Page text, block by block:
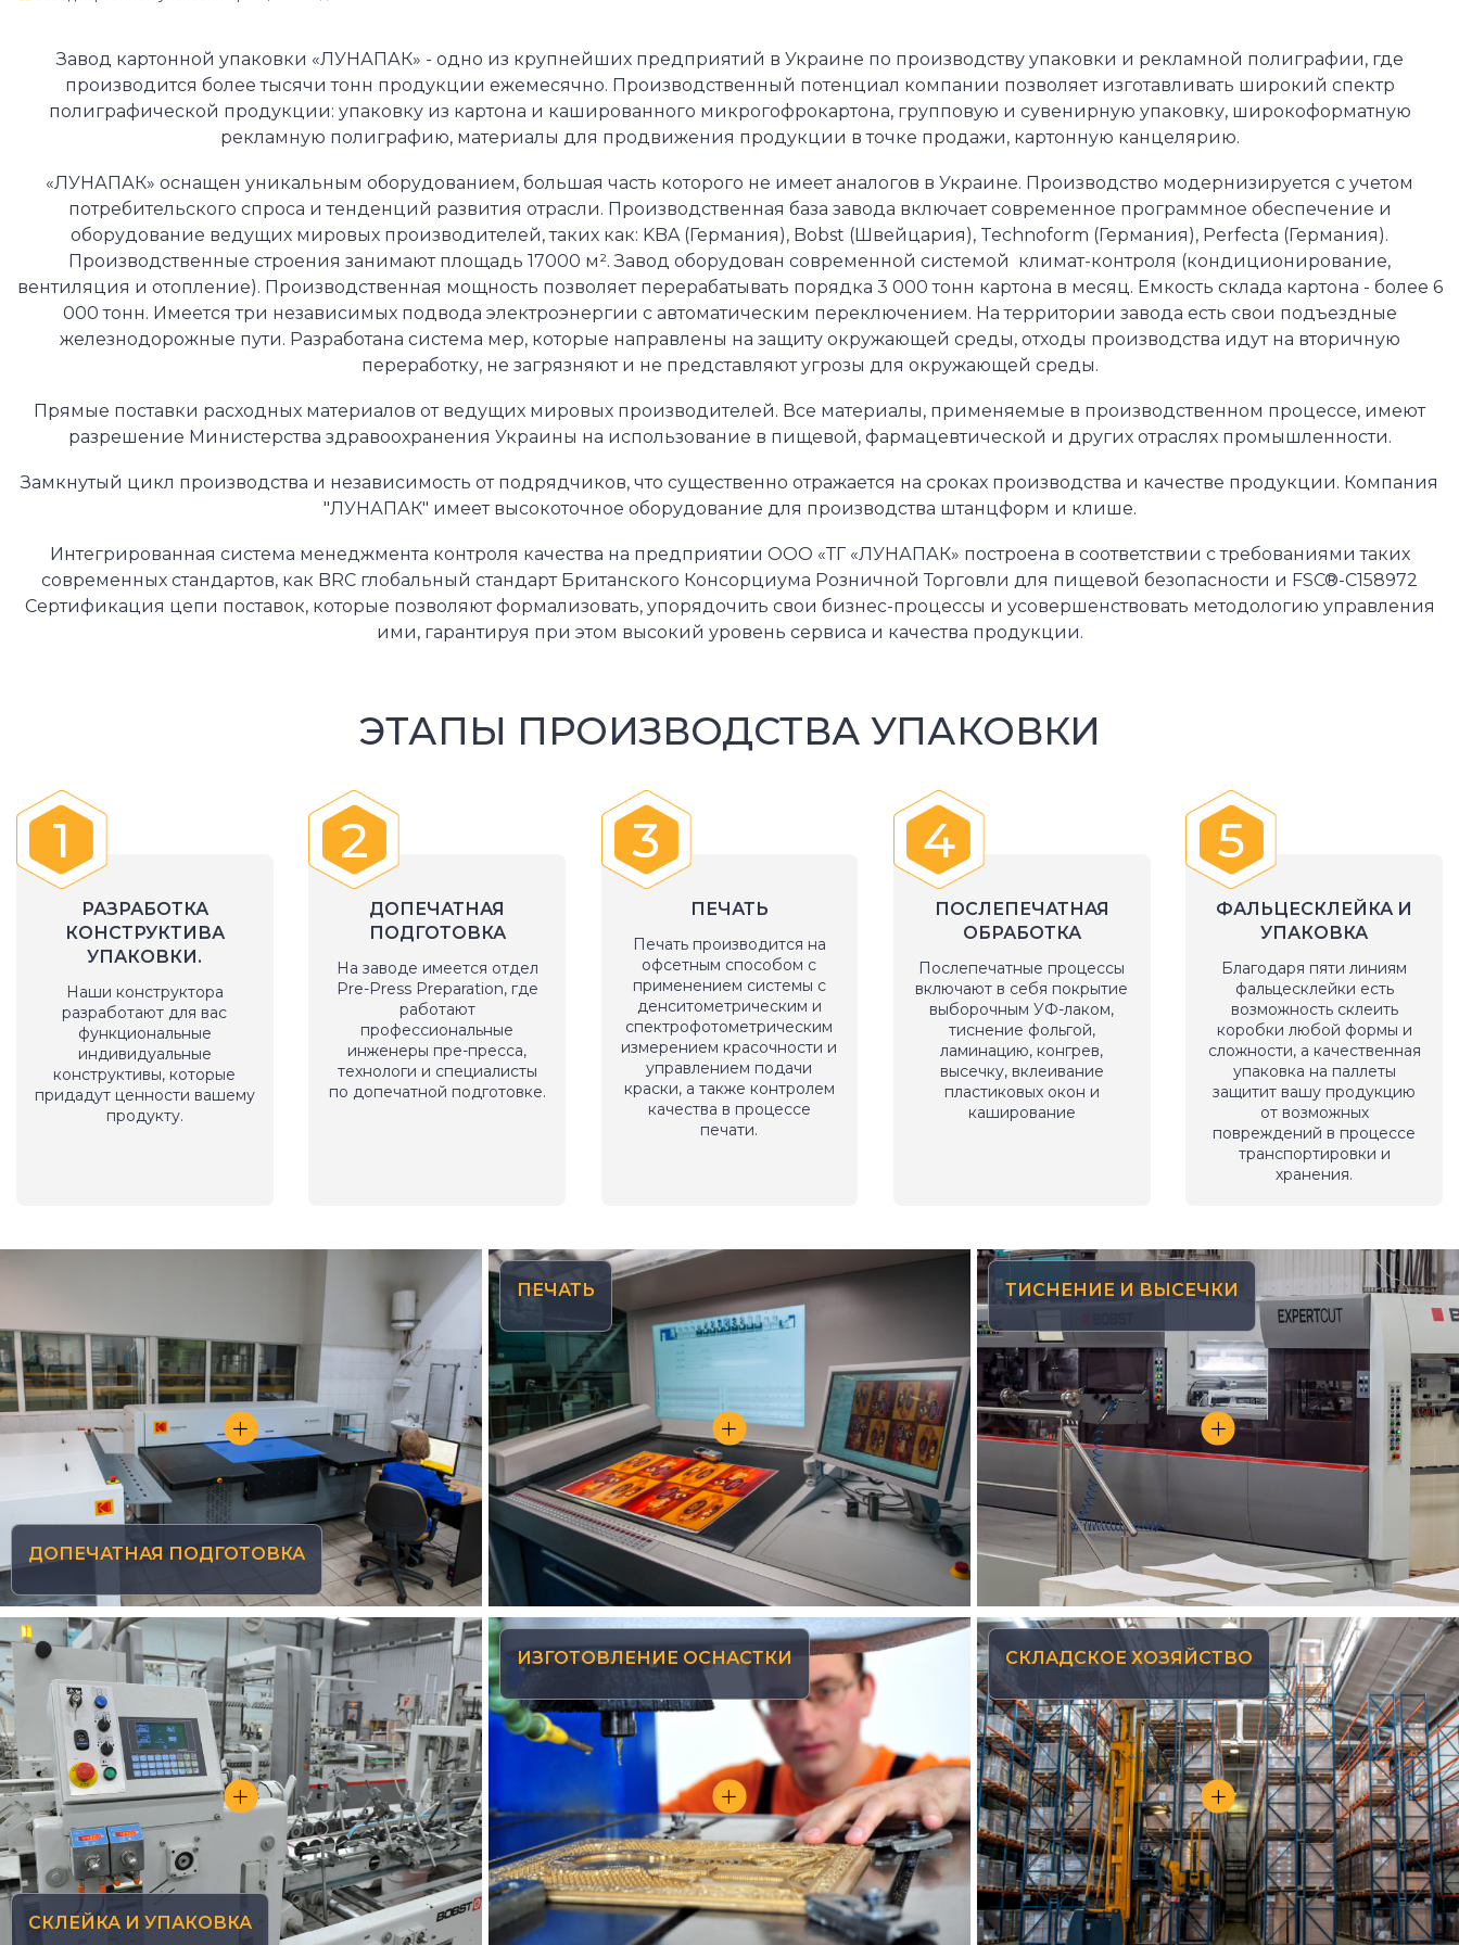
Упаковка для таблеток
Индивидуальный промокод
Высечка
Фальце-склейка
Пенал
Завод картонной упаковки «ЛУНАПАК» - одно из крупнейших предприятий в Украине по производству упаковки и рекламной полиграфии, где
производится более тысячи тонн продукции ежемесячно. Производственный потенциал компании позволяет изготавливать широкий спектр
полиграфической продукции: упаковку из картона и кашированного микрогофрокартона, групповую и сувенирную упаковку, широкоформатную
рекламную полиграфию, материалы для продвижения продукции в точке продажи, картонную канцелярию.
«ЛУНАПАК» оснащен уникальным оборудованием, большая часть которого не имеет аналогов в Украине. Производство модернизируется с учетом
потребительского спроса и тенденций развития отрасли. Производственная база завода включает современное программное обеспечение и
оборудование ведущих мировых производителей, таких как: KBA (Германия), Bobst (Швейцария), Technoform (Германия), Perfecta (Германия).
Производственные строения занимают площадь 17000 м². Завод оборудован современной системой климат-контроля (кондиционирование,
вентиляция и отопление). Производственная мощность позволяет перерабатывать порядка 3 000 тонн картона в месяц. Емкость склада картона - более 6
000 тонн. Имеется три независимых подвода электроэнергии с автоматическим переключением. На территории завода есть свои подъездные
железнодорожные пути. Разработана система мер, которые направлены на защиту окружающей среды, отходы производства идут на вторичную
переработку, не загрязняют и не представляют угрозы для окружающей среды.
Прямые поставки расходных материалов от ведущих мировых производителей. Все материалы, применяемые в производственном процессе, имеют
разрешение Министерства здравоохранения Украины на использование в пищевой, фармацевтической и других отраслях промышленности.
Замкнутый цикл производства и независимость от подрядчиков, что существенно отражается на сроках производства и качестве продукции. Компания
"ЛУНАПАК" имеет высокоточное оборудование для производства штанцформ и клише.
Интегрированная система менеджмента контроля качества на предприятии ООО «ТГ «ЛУНАПАК» построена в соответствии с требованиями таких
современных стандартов, как BRC глобальный стандарт Британского Консорциума Розничной Торговли для пищевой безопасности и FSC®-С158972
Сертификация цепи поставок, которые позволяют формализовать, упорядочить свои бизнес-процессы и усовершенствовать методологию управления
ими, гарантируя при этом высокий уровень сервиса и качества продукции.
ЭТАПЫ ПРОИЗВОДСТВА УПАКОВКИ
1
РАЗРАБОТКА
КОНСТРУКТИВА
УПАКОВКИ.
Наши конструктора
разработают для вас
функциональные
индивидуальные
конструктивы, которые
придадут ценности вашему
продукту.
2
ДОПЕЧАТНАЯ
ПОДГОТОВКА
На заводе имеется отдел
Pre-Press Preparation, где
работают
профессиональные
инженеры пре-пресса,
технологи и специалисты
по допечатной подготовке.
3
ПЕЧАТЬ
Печать производится на
офсетным способом с
применением системы с
денситометрическим и
спектрофотометрическим
измерением красочности и
управлением подачи
краски, а также контролем
качества в процессе
печати.
4
ПОСЛЕПЕЧАТНАЯ
ОБРАБОТКА
Послепечатные процессы
включают в себя покрытие
выборочным УФ-лаком,
тиснение фольгой,
ламинацию, конгрев,
высечку, вклеивание
пластиковых окон и
каширование
5
ФАЛЬЦЕСКЛЕЙКА И
УПАКОВКА
Благодаря пяти линиям
фальцесклейки есть
возможность склеить
коробки любой формы и
сложности, а качественная
упаковка на паллеты
защитит вашу продукцию
от возможных
повреждений в процессе
транспортировки и
хранения.
ДОПЕЧАТНАЯ ПОДГОТОВКА
ПЕЧАТЬ ТИСНЕНИЕ И ВЫСЕЧКИ
СКЛЕЙКА И УПАКОВКА
ИЗГОТОВЛЕНИЕ ОСНАСТКИ СКЛАДСКОЕ ХОЗЯЙСТВО